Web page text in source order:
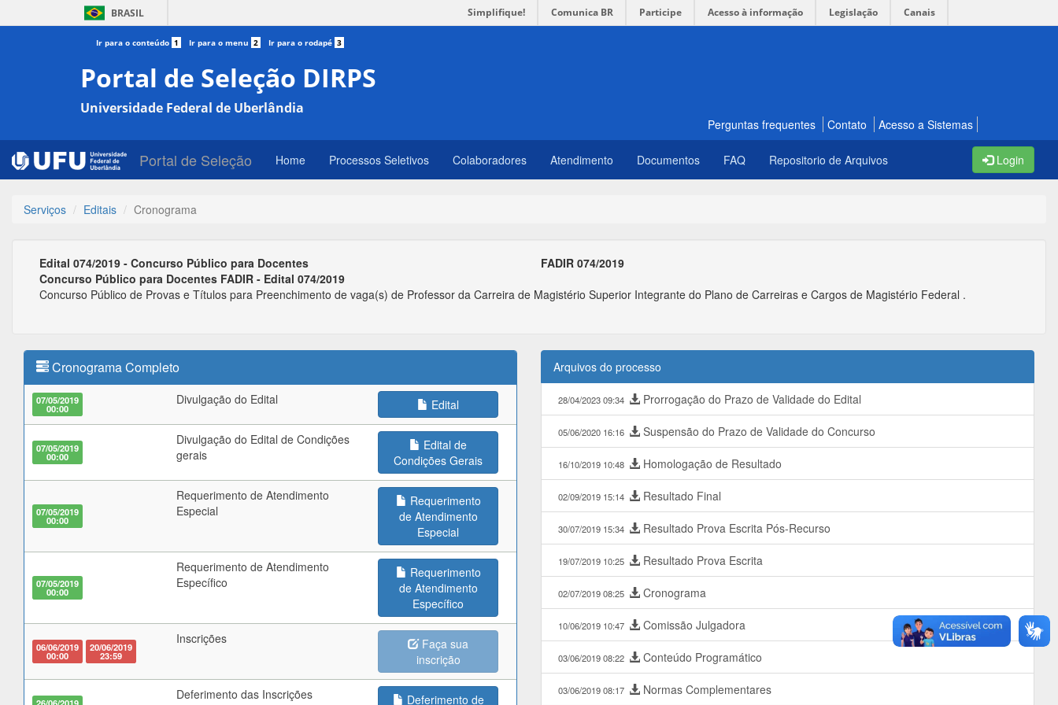
BRASIL Simplifique! Comunica BR Participe Acesso à informação Legislação Canais
Ir para o conteúdo 1 Ir para o menu 2 Ir para o rodapé 3
Portal de Seleção DIRPS
Universidade Federal de Uberlândia
Perguntas frequentes Contato Acesso a Sistemas
Portal de Seleção Home Processos Seletivos Colaboradores Atendimento Documentos FAQ Repositorio de Arquivos Login
Serviços Editais Cronograma
Edital 074/2019 - Concurso Público para Docentes
FADIR 074/2019
Concurso Público para Docentes FADIR - Edital 074/2019
Concurso Público de Provas e Títulos para Preenchimento de vaga(s) de Professor da Carreira de Magistério Superior Integrante do Plano de Carreiras e Cargos de Magistério Federal .
Cronograma Completo
07/05/2019
00:00
Divulgação do Edital Edital
07/05/2019
00:00
Divulgação do Edital de Condições
gerais
Edital de
Condições Gerais
07/05/2019
00:00
Requerimento de Atendimento
Especial
Requerimento
de Atendimento
Especial
07/05/2019
00:00
Requerimento de Atendimento
Específico
Requerimento
de Atendimento
Específico
06/06/2019
00:00
20/06/2019
23:59
Inscrições
Faça sua
inscrição
Deferimento das Inscrições
Deferimento de
Arquivos do processo
28/04/2023 09:34 Prorrogação do Prazo de Validade do Edital
05/06/2020 16:16 Suspensão do Prazo de Validade do Concurso
16/10/2019 10:48 Homologação de Resultado
02/09/2019 15:14 Resultado Final
30/07/2019 15:34 Resultado Prova Escrita Pós-Recurso
19/07/2019 10:25 Resultado Prova Escrita
02/07/2019 08:25 Cronograma
10/06/2019 10:47 Comissão Julgadora
03/06/2019 08:22 Conteúdo Programático
03/06/2019 08:17 Normas Complementares